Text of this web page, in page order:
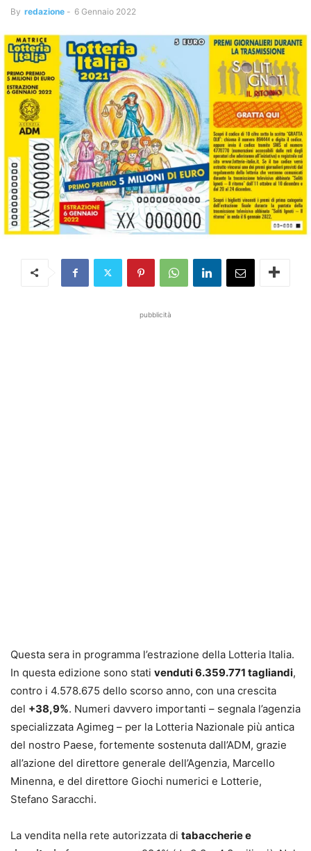
By redazione - 6 Gennaio 2022
pubblicità
Questa sera in programma l’estrazione della Lotteria Italia.
In questa edizione sono stati venduti 6.359.771 tagliandi,
contro i 4.578.675 dello scorso anno, con una crescita
del +38,9%. Numeri davvero importanti – segnala l’agenzia
specializzata Agimeg – per la Lotteria Nazionale più antica
del nostro Paese, fortemente sostenuta dall’ADM, grazie
all’azione del direttore generale dell’Agenzia, Marcello
Minenna, e del direttore Giochi numerici e Lotterie,
Stefano Saracchi.
La vendita nella rete autorizzata di tabaccherie e